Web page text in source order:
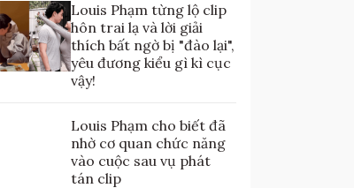
Louis Phạm từng lộ clip
hôn trai lạ và lời giải
thích bất ngờ bị "đào lại",
yêu đương kiểu gì kì cục
vậy!
Louis Phạm cho biết đã
nhờ cơ quan chức năng
vào cuộc sau vụ phát
tán clip